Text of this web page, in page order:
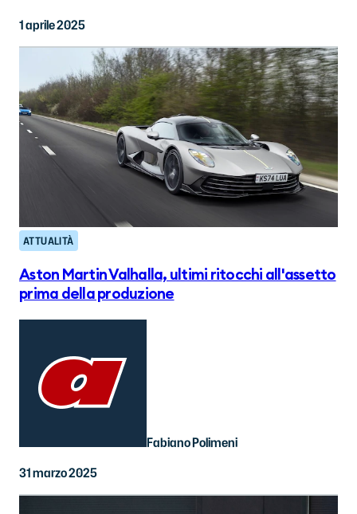
1 aprile 2025
ATTUALITÀ
Aston Martin Valhalla, ultimi ritocchi all'assetto
prima della produzione
Fabiano Polimeni
31 marzo 2025